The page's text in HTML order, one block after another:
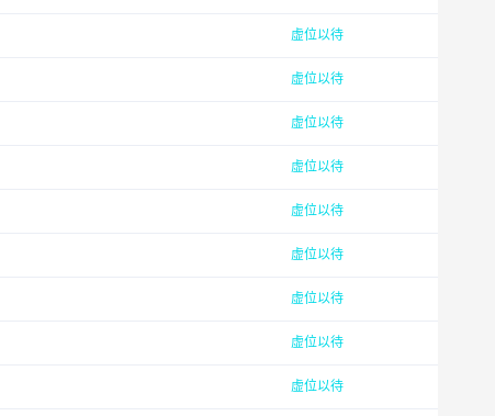
虚位以待
虚位以待
虚位以待
虚位以待
虚位以待
虚位以待
虚位以待
虚位以待
虚位以待